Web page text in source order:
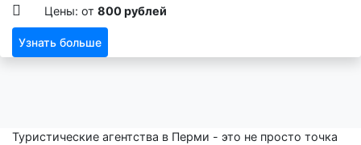
Цены: от 800 рублей
Узнать больше
Туристические агентства в Перми - это не просто точка